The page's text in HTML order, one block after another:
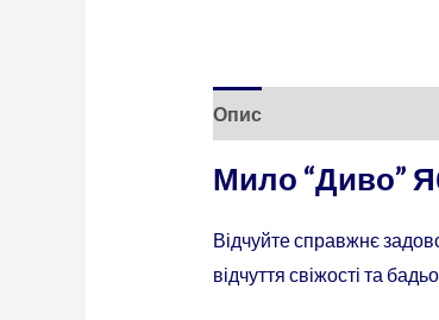
Опис
Мило “Диво”
Відчуйте справжнє
відчуття свіжості та